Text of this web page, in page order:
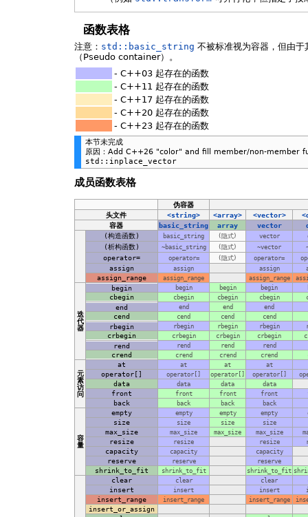
函数表格
注意： std::basic_string 不被标准视为容器，但由
（Pseudo container）。
- C++03 起存在的函数
- C++11 起存在的函数
- C++17 起存在的函数
- C++20 起存在的函数
- C++23 起存在的函数
本节未完成
原因：Add C++26 "color" and fill member/non-member
std::inplace_vector
成员函数表格
伪容器
头文件
<string> <array> <vector>
容器
basic_string array vector
(构造函数)
basic_string (隐式) vector
(析构函数) ~basic_string (隐式) ~vector
operator= operator= (隐式) operator=
assign assign assign
assign_range assign_range assign_range
迭
代
器
begin
cbegin
begin
cbegin
begin
cbegin
begin
cbegin
end
cend
end
cend
end
cend
end
cend
rbegin
crbegin
rbegin
crbegin
rbegin
crbegin
rbegin
crbegin
rend
crend
rend
crend
rend
crend
rend
crend
元
素
访
问
at at at at
operator[] operator[] operator[] operator[]
data data data data
front front front front
back back back back
容
量
empty empty empty empty
size size size size
max_size max_size max_size max_size
resize resize resize
capacity capacity capacity
reserve reserve reserve
shrink_to_fit shrink_to_fit shrink_to_fit
clear clear clear
insert insert insert
insert_range insert_range insert_range
insert_or_assign